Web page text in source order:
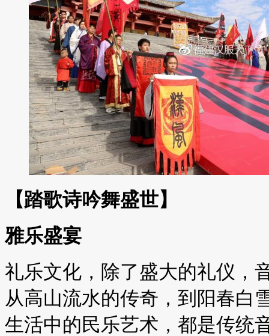
【踏歌诗吟舞盛世】
雅乐盛宴
礼乐文化，除了盛大的礼仪，
从高山流水的传奇，到阳春白
生活中的民乐艺术，都是传统